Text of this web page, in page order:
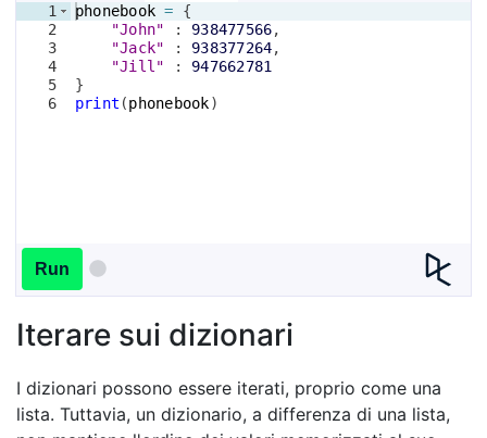
1
2
3
4
5
6
phonebook =
{
"John" : 938477566,
"Jack" : 938377264,
"Jill" : 947662781
}
print (phonebook)
Run
Iterare sui dizionari
I dizionari possono essere iterati, proprio come una
lista. Tuttavia, un dizionario, a differenza di una lista,